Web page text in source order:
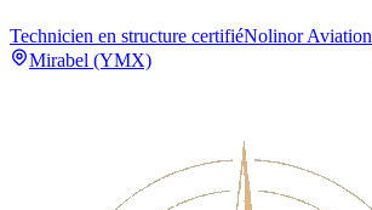
Technicien en structure certifiéNolinor Aviation
Mirabel (YMX)